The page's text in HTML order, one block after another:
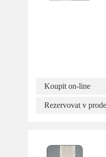
Koupit on-line
Rezervovat v